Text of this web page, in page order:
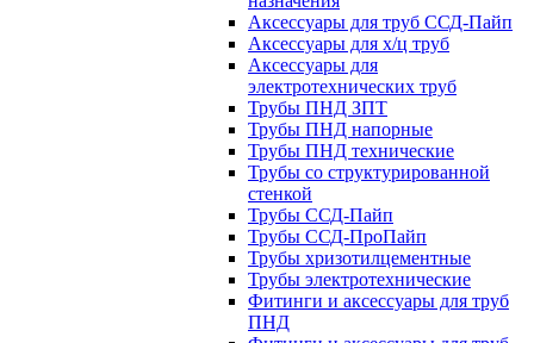
Аксессуары для труб ССД-Пайп
Аксессуары для х/ц труб
Аксессуары для
электротехнических труб
Трубы ПНД ЗПТ
Трубы ПНД напорные
Трубы ПНД технические
Трубы со структурированной
стенкой
Трубы ССД-Пайп
Трубы ССД-ПроПайп
Трубы хризотилцементные
Трубы электротехнические
Фитинги и аксессуары для труб
ПНД